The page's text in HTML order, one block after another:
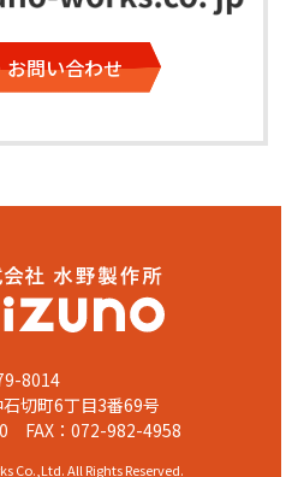
お問い合わせ
8014
切町6丁目3番69号
FAX：072-982-4958
Co.,Ltd. All Rights Reserved.